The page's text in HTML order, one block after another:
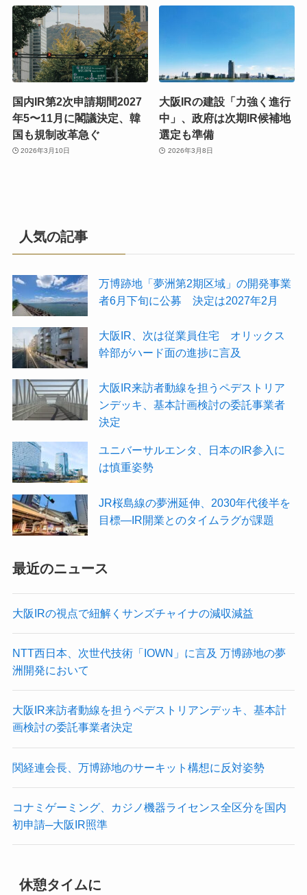
国内IR第2次申請期間2027
年5〜11月に閣議決定、韓
国も規制改革急ぐ
2026年3月10日
大阪IRの建設「力強く進行
中」、政府は次期IR候補地
選定も準備
2026年3月8日
人気の記事
万博跡地「夢洲第2期区域」の開発事業
者6月下旬に公募 決定は2027年2月
大阪IR、次は従業員住宅 オリックス
幹部がハード面の進捗に言及
大阪IR来訪者動線を担うペデストリア
ンデッキ、基本計画検討の委託事業者
決定
ユニバーサルエンタ、日本のIR参入に
は慎重姿勢
JR桜島線の夢洲延伸、2030年代後半を
目標—IR開業とのタイムラグが課題
最近のニュース
大阪IRの視点で紐解くサンズチャイナの減収減益
NTT西日本、次世代技術「IOWN」に言及 万博跡地の夢
洲開発において
大阪IR来訪者動線を担うペデストリアンデッキ、基本計
画検討の委託事業者決定
関経連会長、万博跡地のサーキット構想に反対姿勢
コナミゲーミング、カジノ機器ライセンス全区分を国内
初申請─大阪IR照準
休憩タイムに